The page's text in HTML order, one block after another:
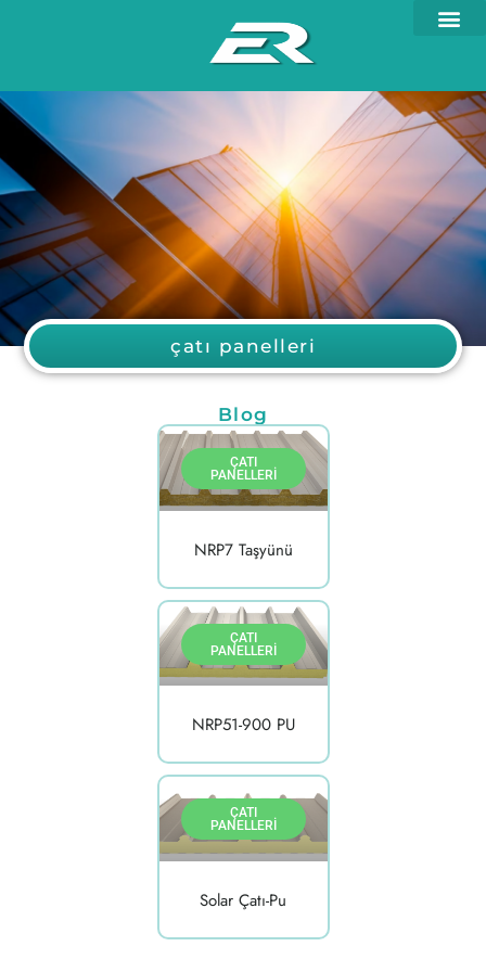
çatı panelleri
Blog
ÇATI
PANELLERI
NRP7 Taşyünü
ÇATI
PANELLERI
NRP51-900 PU
ÇATI
PANELLERI
Solar Çatı-Pu